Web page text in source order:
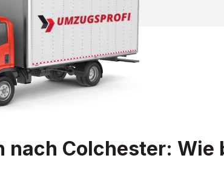
nach Colchester: Wie